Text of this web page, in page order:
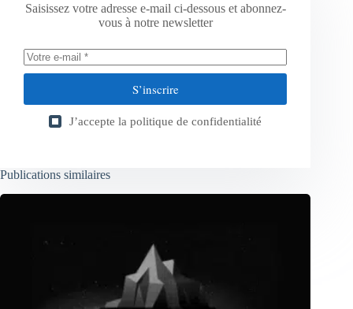
Saisissez votre adresse e-mail ci-dessous et abonnez-
vous à notre newsletter
S’inscrire
J’accepte la politique de confidentialité
Publications similaires